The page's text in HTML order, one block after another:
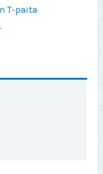
T-paita